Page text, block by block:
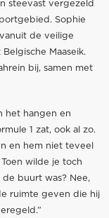
steevast vergezeld
Sophie
de veilige
Maaseik.
bij, samen met
het hangen en
1 zat, ook al zo.
en hem niet teveel
wilde je toch
buurt was? Nee,
ruimte geven die hij